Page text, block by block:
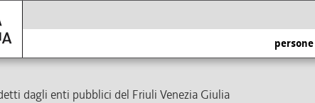
dagli enti pubblici del Friuli Venezia Giulia